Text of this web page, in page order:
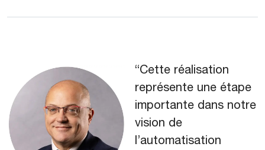
“Cette réalisation
représente une étape
importante dans notre
vision de
l’automatisation